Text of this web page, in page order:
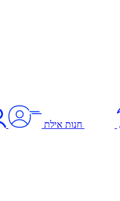
חנות אילת